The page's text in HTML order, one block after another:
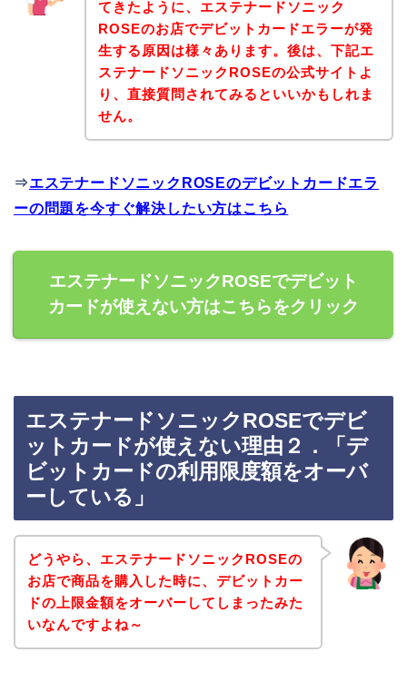
てきたように、エステナードソニック
ROSEのお店でデビットカードエラーが発
生する原因は様々あります。後は、下記エ
ステナードソニックROSEの公式サイトよ
り、直接質問されてみるといいかもしれま
せん。
⇒エステナードソニックROSEのデビットカードエラ
ーの問題を今すぐ解決したい方はこちら
エステナードソニックROSEでデビット
カードが使えない方はこちらをクリック
エステナードソニックROSEでデビ
ットカードが使えない理由２．「デ
ビットカードの利用限度額をオーバ
ーしている」
どうやら、エステナードソニックROSEの
お店で商品を購入した時に、デビットカー
ドの上限金額をオーバーしてしまったみた
いなんですよね～